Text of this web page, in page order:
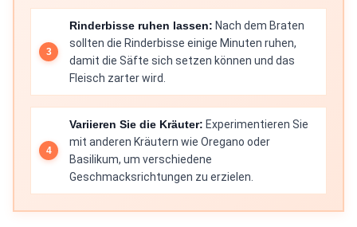
Rinderbisse ruhen lassen: Nach dem Braten
sollten die Rinderbisse einige Minuten ruhen,
damit die Säfte sich setzen können und das
Fleisch zarter wird.
Variieren Sie die Kräuter: Experimentieren Sie
mit anderen Kräutern wie Oregano oder
Basilikum, um verschiedene
Geschmacksrichtungen zu erzielen.